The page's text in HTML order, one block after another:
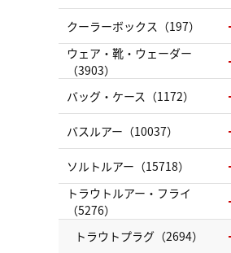
クーラーボックス（197）
ウェア・靴・ウェーダー
（3903）
バッグ・ケース（1172）
バスルアー（10037）
ソルトルアー（15718）
トラウトルアー・フライ
（5276）
トラウトプラグ（2694）